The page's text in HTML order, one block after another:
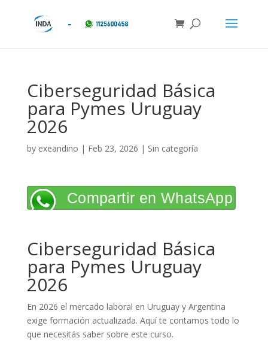
Ciberseguridad Básica
para Pymes Uruguay
2026
by exeandino | Feb 23, 2026 | Sin categoría
Compartir en WhatsApp
Ciberseguridad Básica
para Pymes Uruguay
2026
En 2026 el mercado laboral en Uruguay y Argentina
exige formación actualizada. Aquí te contamos todo lo
que necesitás saber sobre este curso.